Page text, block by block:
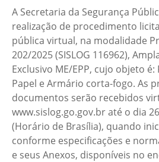
A Secretaria da Segurança
realização de procedimento
pública virtual, na modalidade
202/2025 (SISLOG 116962),
Exclusivo ME/EPP, cujo objeto
Papel e Armário corta-fogo. As
documentos serão recebidos
www.sislog.go.gov.br até o dia
(Horário de Brasília), quando
conforme especificações e
e seus Anexos, disponíveis no